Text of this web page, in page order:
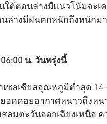
ใต้ตอนล่างมีแนวโน้มจะเ
นล่างมีฝนตกหนักถึงหนักม
น. วันพรุ่งนี้
ซลเซียสอุณหภูมิต่ำสุด 14-
ยอดดอยอากาศหนาวถึงหน
มตะวันออกเฉียงเหนือ ค